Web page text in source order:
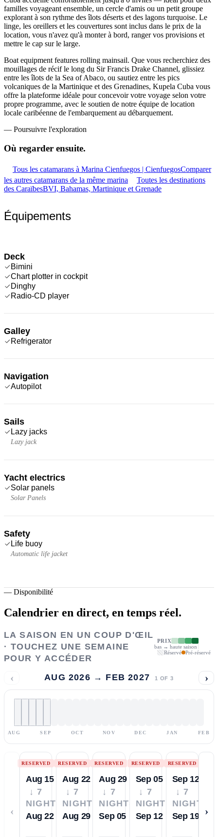
familles voyageant ensemble, un cercle d'amis ou un petit groupe
explorant à son rythme des îlots déserts et des lagons turquoise. Le
linge, les oreillers et les couvertures sont inclus dans le prix de la
location, vous n'avez qu'à monter à bord, ranger vos provisions et
mettre le cap sur le large.
Boat equipment features rolling mainsail. Que vous recherchiez des
mouillages de récif le long du Sir Francis Drake Channel, glissiez
entre les îlots de la Sea of Abaco, ou sautiez entre les pics
volcaniques de la Martinique et des Grenadines, Kupela Cuba vous
offre la plateforme idéale pour concevoir votre voyage selon votre
propre programme, avec le soutien de notre équipe de location
locale caribéenne de l'embarquement au débarquement.
— Poursuivre l'exploration
Où regarder ensuite.
Tous les catamarans à Marina Cienfuegos | CienfuegosComparer
les autres catamarans de la même marina
Toutes les destinations
des CaraïbesBVI, Bahamas, Martinique et Grenade
Équipements
Deck
Bimini
Chart plotter in cockpit
Dinghy
Radio-CD player
Galley
Refrigerator
Navigation
Autopilot
Sails
Lazy jacks
Lazy jack
Yacht electrics
Solar panels
Solar Panels
Safety
Life buoy
Automatic life jacket
— Disponibilité
Calendrier en direct, en temps réel.
LA SAISON EN UN COUP D'ŒIL
· TOUCHEZ UNE SEMAINE
POUR Y ACCÉDER
PRIX
bas → haute saison
Réservé
Pré-réservé
‹ AUG 2026 → FEB 2027 1 OF 3 ›
AUG SEP OCT NOV DEC JAN FEB
‹
RESERVED
Aug 15
↓ 7
NIGHTS
Aug 22
RESERVED
Aug 22
↓ 7
NIGHTS
Aug 29
RESERVED
Aug 29
↓ 7
NIGHTS
Sep 05
RESERVED
Sep 05
↓ 7
NIGHTS
Sep 12
RESERVED
Sep 12
↓ 7
NIGHTS
Sep 19
›